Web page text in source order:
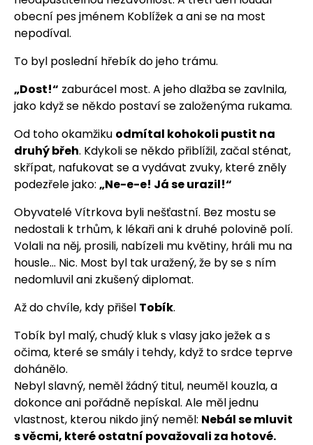
obecní pes jménem Koblížek a ani se na most
nepodíval.
To byl poslední hřebík do jeho trámu.
„Dost!“ zaburácel most. A jeho dlažba se zavlnila,
jako když se někdo postaví se založenýma rukama.
Od toho okamžiku odmítal kohokoli pustit na
druhý břeh. Kdykoli se někdo přiblížil, začal sténat,
skřípat, nafukovat se a vydávat zvuky, které zněly
podezřele jako: „Ne-e-e! Já se urazil!“
Obyvatelé Vítrkova byli nešťastní. Bez mostu se
nedostali k trhům, k lékaři ani k druhé polovině polí.
Volali na něj, prosili, nabízeli mu květiny, hráli mu na
housle… Nic. Most byl tak uražený, že by se s ním
nedomluvil ani zkušený diplomat.
Až do chvíle, kdy přišel Tobík.
Tobík byl malý, chudý kluk s vlasy jako ježek a s
očima, které se smály i tehdy, když to srdce teprve
dohánělo.
Nebyl slavný, neměl žádný titul, neuměl kouzla, a
dokonce ani pořádně nepískal. Ale měl jednu
vlastnost, kterou nikdo jiný neměl: Nebál se mluvit
s věcmi, které ostatní považovali za hotové.